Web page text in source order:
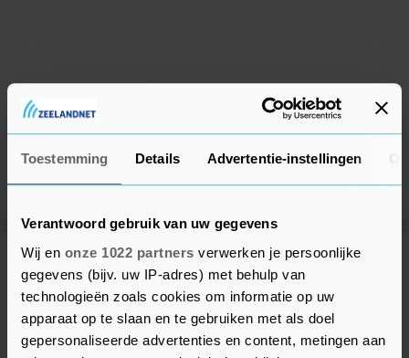
Toestemming Details Advertentie-instellingen
Verantwoord gebruik van uw gegevens
Wij en onze 1022 partners verwerken je persoonlijke
gegevens (bijv. uw IP-adres) met behulp van
technologieën zoals cookies om informatie op uw
apparaat op te slaan en te gebruiken met als doel
gepersonaliseerde advertenties en content, metingen aan
Meer uit Beveland
Spoedhulp bij medische
noodsituatie in Colijnsplaat